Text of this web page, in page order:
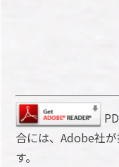
合には、Adobe社
す。